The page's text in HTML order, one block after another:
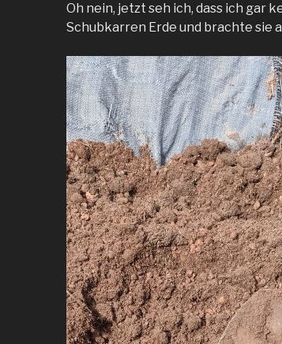
Oh nein, jetzt seh ich, dass ich gar
Schubkarren Erde und brachte sie